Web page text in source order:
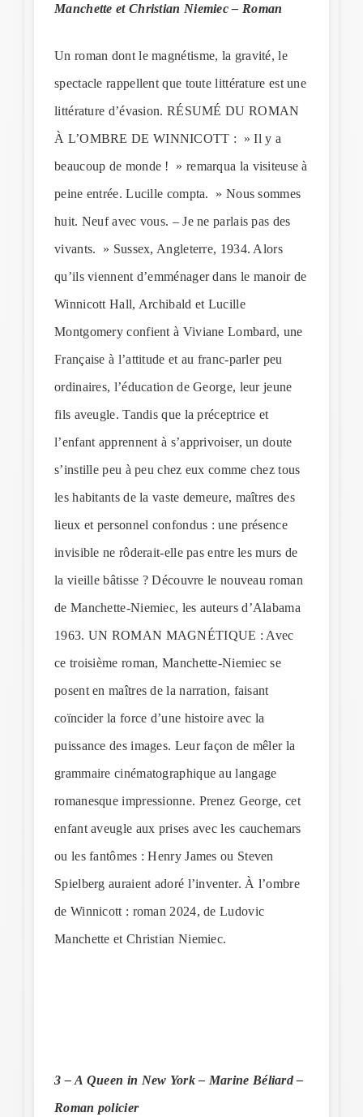
Manchette et Christian Niemiec – Roman
Un roman dont le magnétisme, la gravité, le
spectacle rappellent que toute littérature est une
littérature d’évasion. RÉSUMÉ DU ROMAN
À L’OMBRE DE WINNICOTT : » Il y a
beaucoup de monde ! » remarqua la visiteuse à
peine entrée. Lucille compta. » Nous sommes
huit. Neuf avec vous. – Je ne parlais pas des
vivants. » Sussex, Angleterre, 1934. Alors
qu’ils viennent d’emménager dans le manoir de
Winnicott Hall, Archibald et Lucille
Montgomery confient à Viviane Lombard, une
Française à l’attitude et au franc-parler peu
ordinaires, l’éducation de George, leur jeune
fils aveugle. Tandis que la préceptrice et
l’enfant apprennent à s’apprivoiser, un doute
s’instille peu à peu chez eux comme chez tous
les habitants de la vaste demeure, maîtres des
lieux et personnel confondus : une présence
invisible ne rôderait-elle pas entre les murs de
la vieille bâtisse ? Découvre le nouveau roman
de Manchette-Niemiec, les auteurs d’Alabama
1963. UN ROMAN MAGNÉTIQUE : Avec
ce troisième roman, Manchette-Niemiec se
posent en maîtres de la narration, faisant
coïncider la force d’une histoire avec la
puissance des images. Leur façon de mêler la
grammaire cinématographique au langage
romanesque impressionne. Prenez George, cet
enfant aveugle aux prises avec les cauchemars
ou les fantômes : Henry James ou Steven
Spielberg auraient adoré l’inventer. À l’ombre
de Winnicott : roman 2024, de Ludovic
Manchette et Christian Niemiec.
3 –A Queen in New York – Marine Béliard –
Roman policier